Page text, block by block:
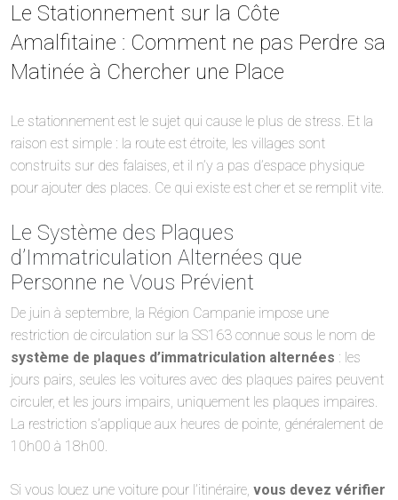
Le Stationnement sur la Côte
Amalfitaine : Comment ne pas Perdre sa
Matinée à Chercher une Place
Le stationnement est le sujet qui cause le plus de stress. Et la
raison est simple : la route est étroite, les villages sont
construits sur des falaises, et il n’y a pas d’espace physique
pour ajouter des places. Ce qui existe est cher et se remplit vite.
Le Système des Plaques
d’Immatriculation Alternées que
Personne ne Vous Prévient
De juin à septembre, la Région Campanie impose une
restriction de circulation sur la SS163 connue sous le nom de
système de plaques d’immatriculation alternées : les
jours pairs, seules les voitures avec des plaques paires peuvent
circuler, et les jours impairs, uniquement les plaques impaires.
La restriction s’applique aux heures de pointe, généralement de
10h00 à 18h00.
Si vous louez une voiture pour l’itinéraire, vous devez vérifier